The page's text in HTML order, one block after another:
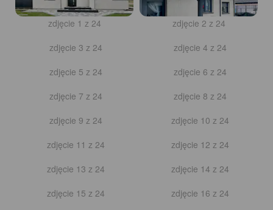
zdjęcie 1 z 24 zdjęcie 2 z 24
zdjęcie 3 z 24 zdjęcie 4 z 24